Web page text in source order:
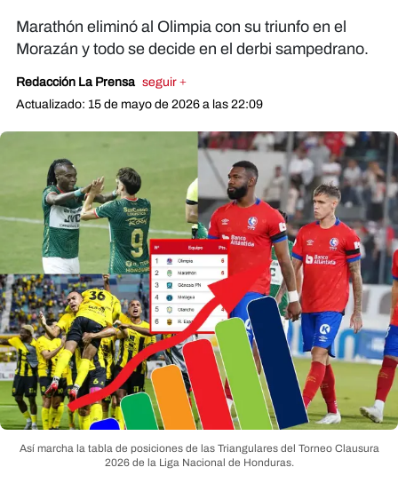
Marathón eliminó al Olimpia con su triunfo en el
Morazán y todo se decide en el derbi sampedrano.
Redacción La Prensa seguir +
Actualizado: 15 de mayo de 2026 a las 22:09
Así marcha la tabla de posiciones de las Triangulares del Torneo Clausura
2026 de la Liga Nacional de Honduras.